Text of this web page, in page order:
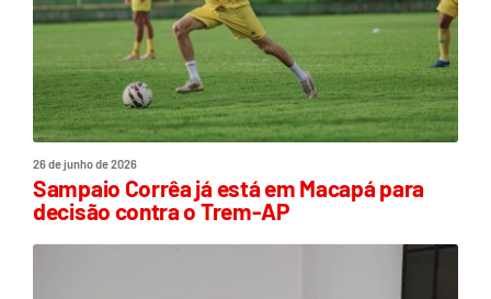
26 de junho de 2026
Sampaio Corrêa já está em Macapá para
decisão contra o Trem-AP